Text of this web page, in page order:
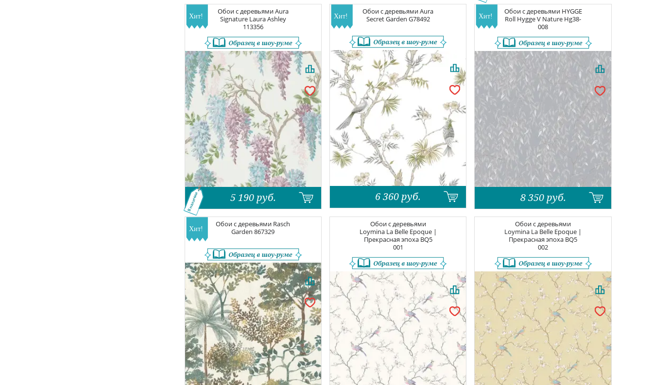
Обои с деревьямиAura
Signature Laura Ashley
113356
5 190 руб.
В наличии
Обои с деревьямиAura
Secret Garden G78492
6 360 руб.
Обои с деревьями HYGGE
Roll Hygge V Nature Hg38-
008
8 350 руб.
Обои с деревьями Rasch
Garden867329
Обои с деревьями
Loymina La Belle Epoque |
Прекрасная эпоха BQ5
001
Обои с деревьями
Loymina La Belle Epoque |
Прекрасная эпоха BQ5
002